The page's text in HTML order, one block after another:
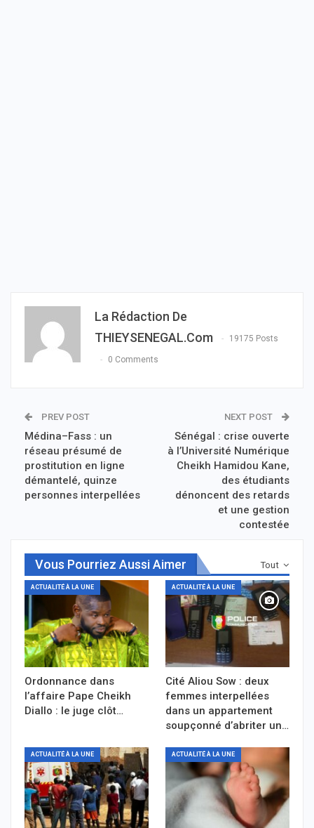
La Rédaction De
THIEYSENEGAL.com
19175 Posts
0 Comments
PREV POST
Médina–Fass : un
réseau présumé de
prostitution en ligne
démantelé, quinze
personnes interpellées
NEXT POST
Sénégal : crise ouverte
à l’Université Numérique
Cheikh Hamidou Kane,
des étudiants
dénoncent des retards
et une gestion
contestée
Tout
Vous Pourriez Aussi Aimer
ACTUALITÉ À LA UNE
Ordonnance dans
l’affaire Pape Cheikh
Diallo : le juge clôt…
ACTUALITÉ À LA UNE
Cité Aliou Sow : deux
femmes interpellées
dans un appartement
soupçonné d’abriter un…
ACTUALITÉ À LA UNE ACTUALITÉ À LA UNE